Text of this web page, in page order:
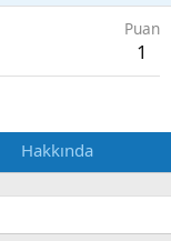
Puan
1
Hakkında